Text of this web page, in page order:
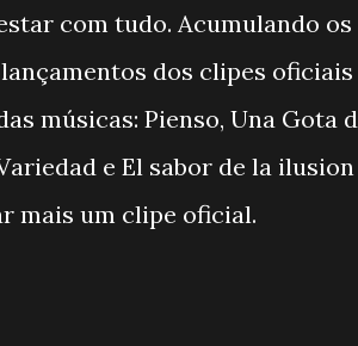
com tudo. Acumulando os
lançamentos dos clipes oficiais
músicas: Pienso, Una Gota
e El sabor de la
mais um clipe oficial.